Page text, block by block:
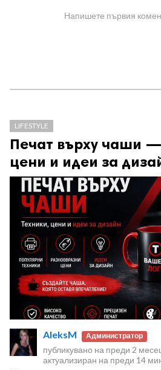
Напишете първия
LIFESTYLE
Печат върху чаши
цени и идеи за
AleksM Администратор
публикувано на преди 2
актуализиран на преди 14